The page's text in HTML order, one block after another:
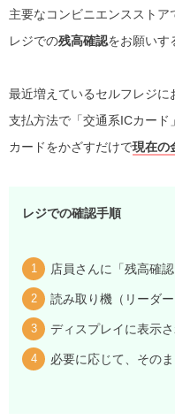
主要なコンビニエンススト
レジでの残高確認をお願いす
最近増えているセルフレジに
支払方法で「交通系ICカード
カードをかざすだけで現在の
レジでの確認手順
店員さんに「残高確
読み取り機（リーダー
ディスプレイに表示
必要に応じて、その